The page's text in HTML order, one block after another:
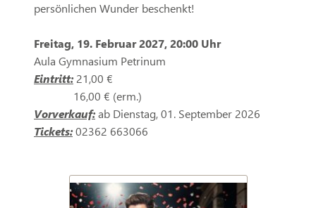
persönlichen Wunder beschenkt!
Freitag, 19. Februar 2027, 20:00 Uhr
Aula Gymnasium Petrinum
Eintritt:21,00 €
16,00 € (erm.)
Vorverkauf:ab Dienstag, 01. September 2026
Tickets:02362 663066